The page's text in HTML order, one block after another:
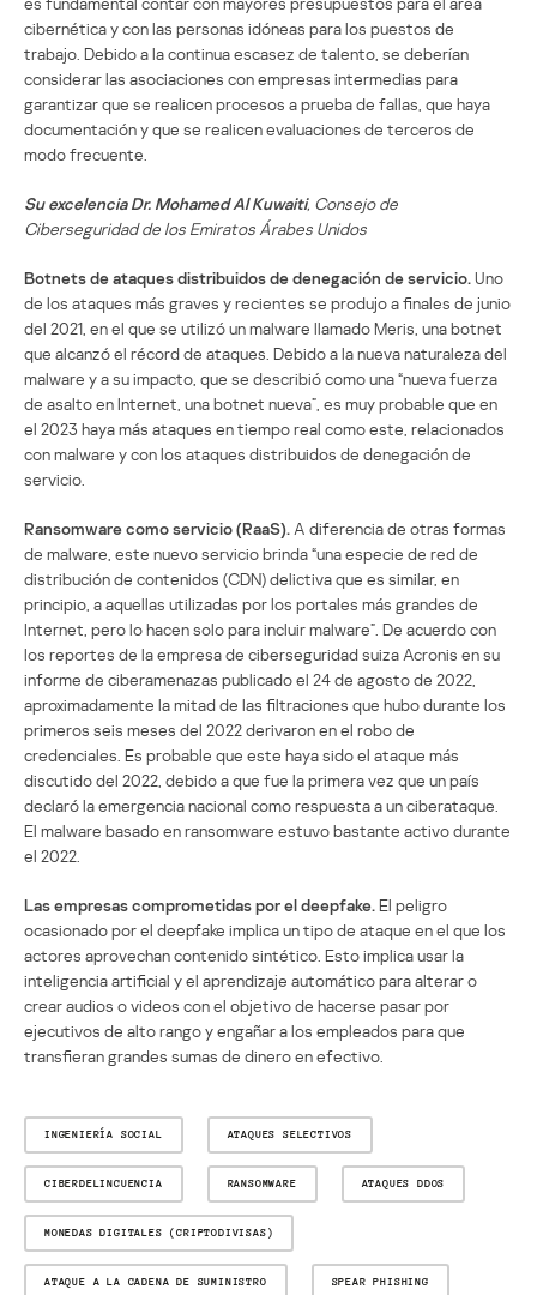
cibernética y con las personas idóneas para los puestos de
trabajo. Debido a la continua escasez de talento, se deberían
considerar las asociaciones con empresas intermedias para
garantizar que se realicen procesos a prueba de fallas, que haya
documentación y que se realicen evaluaciones de terceros de
modo frecuente.
Su excelencia Dr. Mohamed Al Kuwaiti, Consejo de
Ciberseguridad de los Emiratos Árabes Unidos
Botnets de ataques distribuidos de denegación de servicio.Uno
de los ataques más graves y recientes se produjo a finales de junio
del 2021, en el que se utilizó un malware llamado Meris, una botnet
que alcanzó el récord de ataques. Debido a la nueva naturaleza del
malware y a su impacto, que se describió como una “nueva fuerza
de asalto en Internet, una botnet nueva”, es muy probable que en
el 2023 haya más ataques en tiempo real como este, relacionados
con malware y con los ataques distribuidos de denegación de
servicio.
Ransomware como servicio (RaaS). A diferencia de otras formas
de malware, este nuevo servicio brinda “una especie de red de
distribución de contenidos (CDN) delictiva que es similar, en
principio, a aquellas utilizadas por los portales más grandes de
Internet, pero lo hacen solo para incluir malware”. De acuerdo con
los reportes de la empresa de ciberseguridad suiza Acronis en su
informe de ciberamenazas publicado el 24 de agosto de 2022,
aproximadamente la mitad de las filtraciones que hubo durante los
primeros seis meses del 2022 derivaron en el robo de
credenciales. Es probable que este haya sido el ataque más
discutido del 2022, debido a que fue la primera vez que un país
declaró la emergencia nacional como respuesta a un ciberataque.
El malware basado en ransomware estuvo bastante activo durante
el 2022.
Las empresas comprometidas por el deepfake.El peligro
ocasionado por el deepfake implica un tipo de ataque en el que los
actores aprovechan contenido sintético. Esto implica usar la
inteligencia artificial y el aprendizaje automático para alterar o
crear audios o videos con el objetivo de hacerse pasar por
ejecutivos de alto rango y engañar a los empleados para que
transfieran grandes sumas de dinero en efectivo.
INGENIERÍA SOCIAL ATAQUES SELECTIVOS
CIBERDELINCUENCIA RANSOMWARE ATAQUES DDOS
MONEDAS DIGITALES (CRIPTODIVISAS)
ATAQUE A LA CADENA DE SUMINISTRO SPEAR PHISHING